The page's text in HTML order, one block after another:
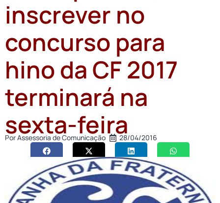
inscrever no
concurso para
hino da CF 2017
terminará na
sexta-feira
PorAssessoria de Comunicação 28/04/2016